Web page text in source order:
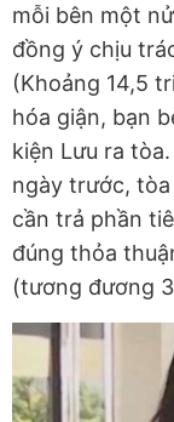
mỗi bên một
đồng ý chịu
(Khoảng 14,5
hóa giận, bạn
kiện Lưu ra
ngày trước,
cần trả phần
đúng thỏa
(tương đương